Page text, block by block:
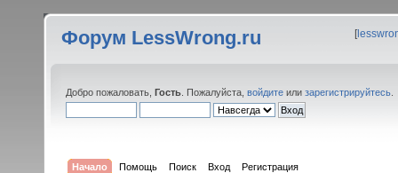
Форум LessWrong.ru [
Добро пожаловать, Гость . Пожалуйста, войдите или зарегистрируйтесь
Начало Помощь Поиск Вход Регистрация